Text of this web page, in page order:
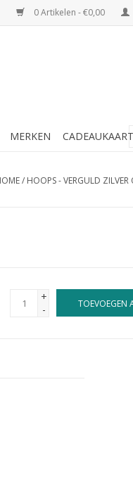
0 Artikelen - €0,00
MERKEN
/ HOOPS - VERGULD
+
-
TOEVOEGEN